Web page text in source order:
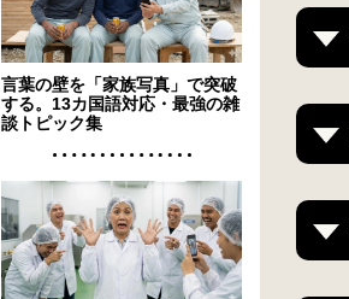
言葉の壁を「家族写真」で突破
する。13カ国語対応・最強の雑
談トピック集